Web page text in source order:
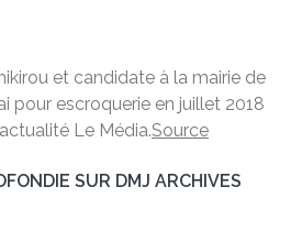
et candidate à la mairie de
pour escroquerie en juillet 2018
Le Média.Source
SUR DMJ ARCHIVES